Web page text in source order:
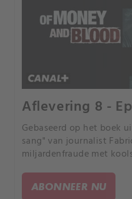
Aflevering 8 -
Gebaseerd op het boek
sang" van journalist
miljardenfraude met
genoemd.
ABONNEER NU